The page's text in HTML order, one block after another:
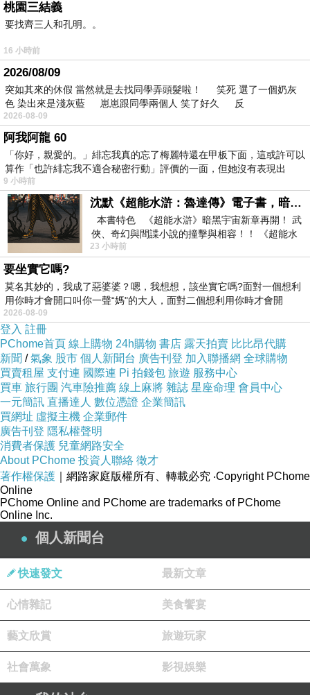
高度滿足一時之需的上癮，而「以後的事等到以
後再說」。
從這一點來看，如果年輕人對於生命的長遠結局
充滿著虛無感，就很難擺脫眼前廉價迅速的刺激
快感誘惑。看過英國電影「猜火車」的人應該能
體會到這一點：選擇上癮者並非受制於愚昧無
知，而很可能是一顆敏感的心靈，對於崇尚名利
與失去理想的「正常生活」難以忍受，因此絕望
與不擇手段地尋找出口。
或許在譴責這些上癮者不該自殘與揮霍生命之
前，我們不妨先自省：眼前的社會到底提供了什
麼關於生命的長遠承諾？如果整個社會對於輕視
多元成就的經濟成長與缺乏終極關懷的知識累積
「上癮」，如果我們耳濡目染的就是對於權力、
名聲、與金錢的「上癮」，如果我們的日常生活
就是持續不斷地對於理想缺席的流行議題「上
癮」，那我們實在很難說這樣的譴責能有多少正
當性與說服力。
台灣已經進入了標榜自由的「現代社會」，而其
中的個人生活是由許許多多的選擇所構成。選擇
並非沒有成本：大量資訊的搜尋與消化成本、是
否正確選擇的緊張焦慮、以及「這樣的選擇有何
意義？」的深刻質問。傳統藉由信仰、道德、與
習慣提供了一套如何生活的指南，大幅減低了這
些選擇的成本。但是在一個強調唯理主義的今日
社會中，許多知識份子崇尚以「除魅」為名的屠
殺聖牛作為，而在傳統被摧毀的廢墟之上卻只能
留下一片價值的虛無。但是選擇的壓力不會因此
消失，而上癮者所以選擇上癮，也不過就是尋求
一種針對逝去傳統與信仰的廉價替代、面對已然
桃園三結義
要找齊三人和孔明。。
16 小時前
2026/08/09
突如其來的休假 當然就是去找同學弄頭髮啦！ 笑死 選了一個奶灰
色 染出來是淺灰藍 崽崽跟同學兩個人 笑了好久 反
2026-08-09
阿我阿龍 60
「你好，親愛的。」緋忘我真的忘了梅麗特還在甲板下面，這或許可以
算作「也許緋忘我不適合秘密行動」評價的一面，但她沒有表現出
9 小時前
沈默《超能水滸：魯達傳》電子書，暗黑宇宙新章，一一五年八月璀璨上架！
本書特色 《超能水滸》暗黑宇宙新章再開！ 武
俠、奇幻與間諜小說的撞擊與相容！！ 《超能水
滸》系列第四部
23 小時前
要坐實它嗎?
莫名其妙的，我成了惡婆婆？嗯，我想想，該坐實它嗎?面對一個想利
用你時才會開口叫你一聲“媽"的大人，面對二個想利用你時才會開
2026-08-09
登入 註冊
PChome首頁 線上購物 24h購物 書店 露天拍賣 比比昂代購
新聞 /氣象 股市 個人新聞台 廣告刊登 加入聯播網 全球購物
買賣租屋 支付連 國際連 Pi 拍錢包 旅遊 服務中心
買車 旅行團 汽車險推薦 線上麻將 雜誌 星座命理 會員中心
一元簡訊 直播達人 數位憑證 企業簡訊
買網址 虛擬主機 企業郵件
廣告刊登 隱私權聲明
消費者保護 兒童網路安全
About PChome 投資人聯絡 徵才
著作權保護 ｜網路家庭版權所有、轉載必究 ‧Copyright PChome
Online
PChome Online and PChome are trademarks of PChome
Online Inc.
個人新聞台
快速發文 最新文章
心情雜記 美食饗宴
藝文欣賞 旅遊玩家
社會萬象 影視娛樂